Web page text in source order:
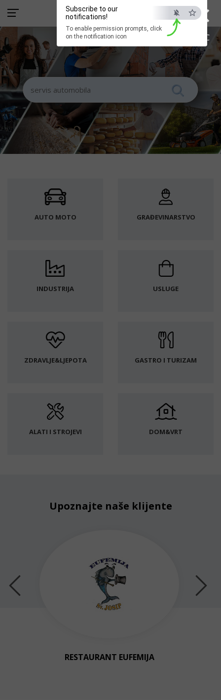
×
ESC
Subscribe to our
notifications!
To enable permission prompts, click
on the notification icon
AUTO MOTO GRAĐEVINARSTVO
INDUSTRIJA USLUGE
ZDRAVLJE&LJEPOTA GASTRO I TURIZAM
ALATI I STROJEVI DOM&VRT
Upoznajte naše klijente
RESTAURANT EUFEMIJA